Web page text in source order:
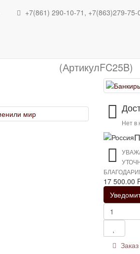
+7(861) 290-10-71, +7(863)279-75-
Банкиры, которые
(АртикулFC25B)
Нет в
17 500.00